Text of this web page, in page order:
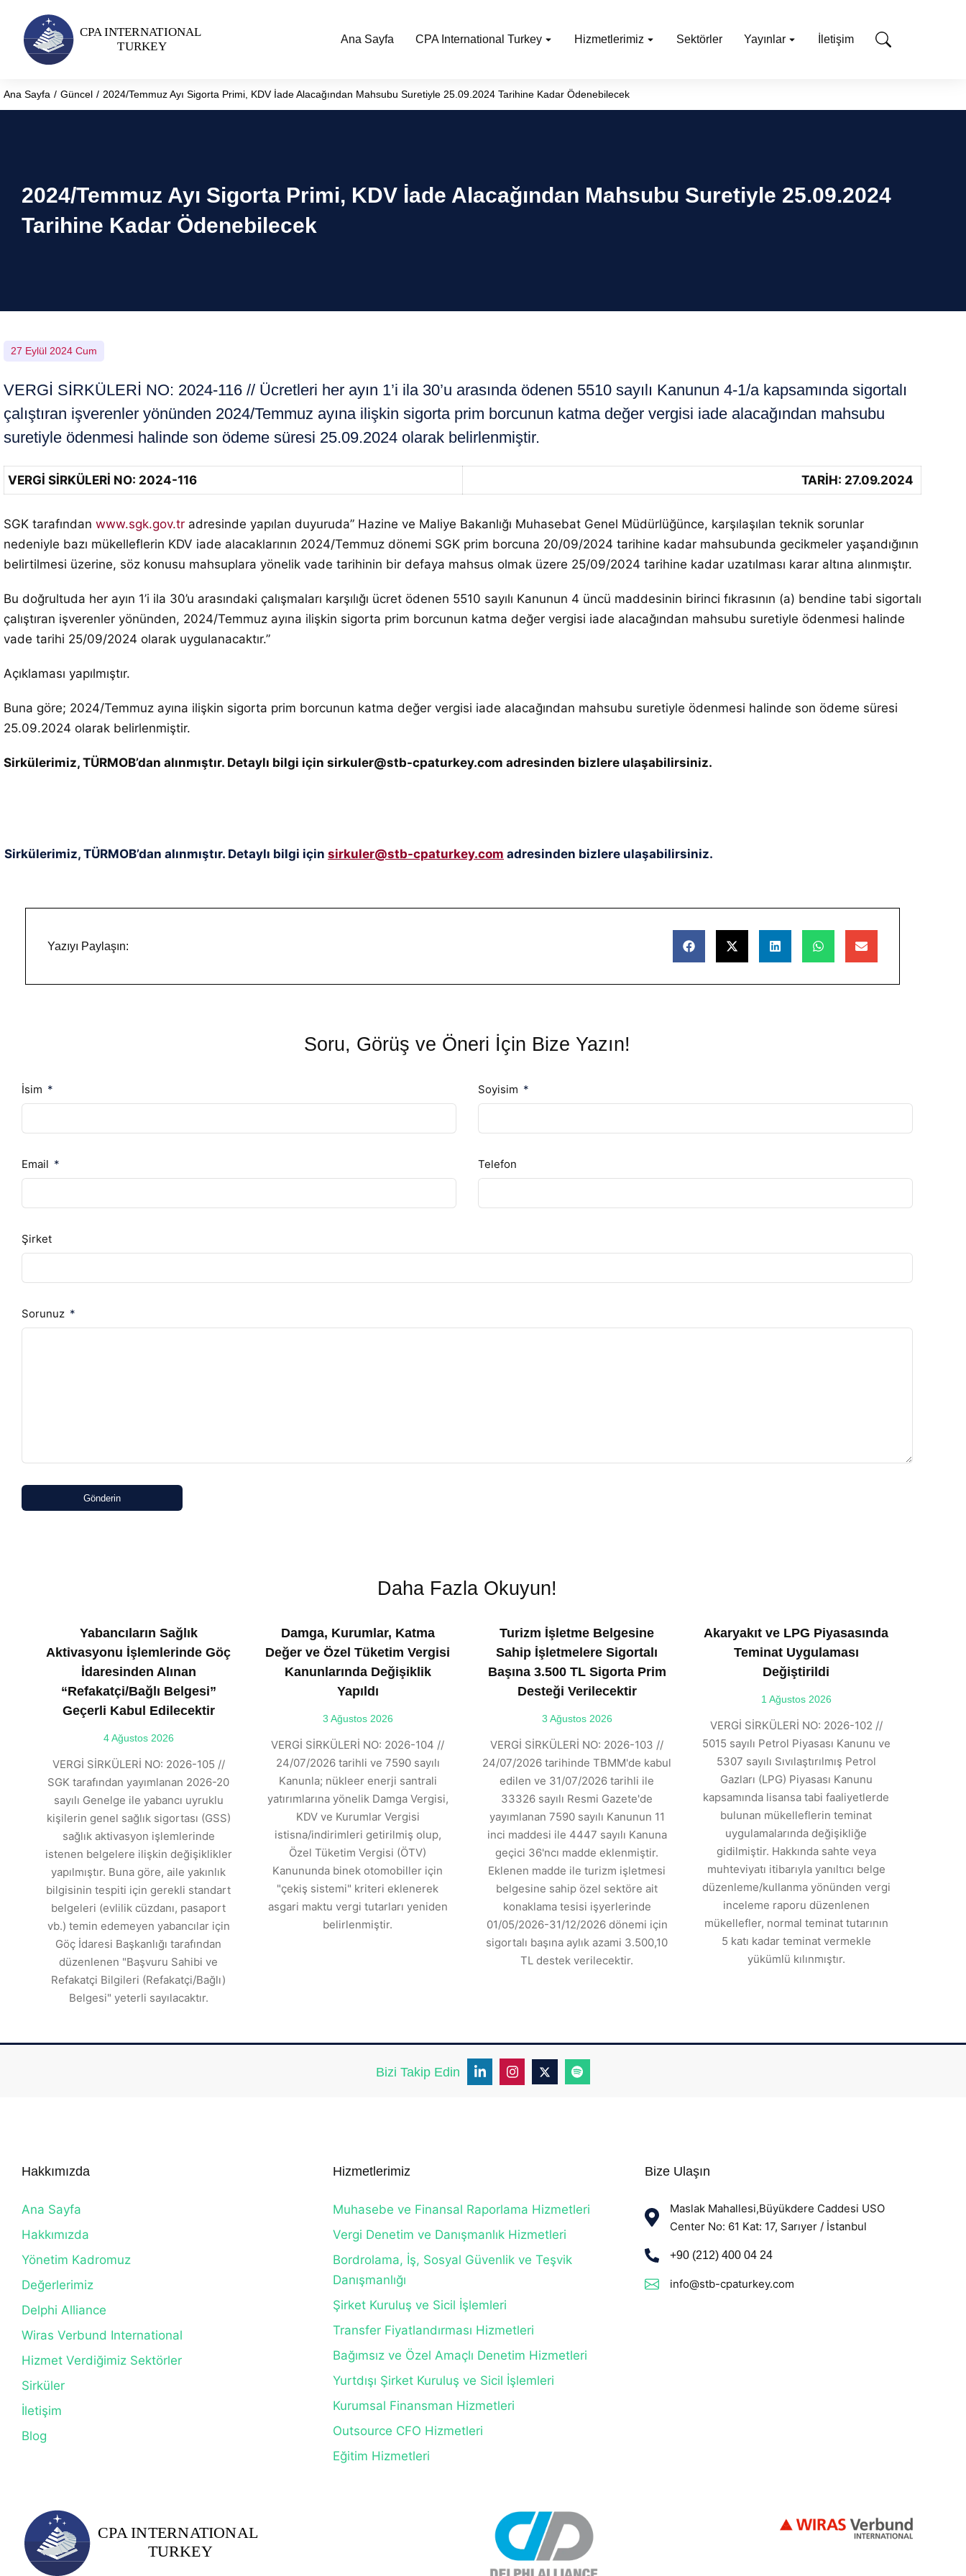
Ana Sayfa CPA International Turkey Hizmetlerimiz Sektörler Yayınlar İletişim
You are here:
Ana Sayfa Güncel 2024/Temmuz Ayı Sigorta Primi, KDV İade Alacağından Mahsubu Suretiyle 25.09.2024 Tarihine Kadar Ödenebilecek
2024/Temmuz Ayı Sigorta Primi, KDV İade Alacağından Mahsubu Suretiyle 25.09.2024
Tarihine Kadar Ödenebilecek
27 Eylül 2024 Cum
VERGİ SİRKÜLERİ NO: 2024-116 // Ücretleri her ayın 1’i ila 30’u arasında ödenen 5510 sayılı Kanunun 4-1/a kapsamında sigortalı
çalıştıran işverenler yönünden 2024/Temmuz ayına ilişkin sigorta prim borcunun katma değer vergisi iade alacağından mahsubu
suretiyle ödenmesi halinde son ödeme süresi 25.09.2024 olarak belirlenmiştir.
VERGİ SİRKÜLERİ NO: 2024-116 TARİH: 27.09.2024
SGK tarafından www.sgk.gov.tr adresinde yapılan duyuruda” Hazine ve Maliye Bakanlığı Muhasebat Genel Müdürlüğünce, karşılaşılan teknik sorunlar
nedeniyle bazı mükelleflerin KDV iade alacaklarının 2024/Temmuz dönemi SGK prim borcuna 20/09/2024 tarihine kadar mahsubunda gecikmeler yaşandığının
belirtilmesi üzerine, söz konusu mahsuplara yönelik vade tarihinin bir defaya mahsus olmak üzere 25/09/2024 tarihine kadar uzatılması karar altına alınmıştır.
Bu doğrultuda her ayın 1’i ila 30’u arasındaki çalışmaları karşılığı ücret ödenen 5510 sayılı Kanunun 4 üncü maddesinin birinci fıkrasının (a) bendine tabi sigortalı
çalıştıran işverenler yönünden, 2024/Temmuz ayına ilişkin sigorta prim borcunun katma değer vergisi iade alacağından mahsubu suretiyle ödenmesi halinde
vade tarihi 25/09/2024 olarak uygulanacaktır.”
Açıklaması yapılmıştır.
Buna göre; 2024/Temmuz ayına ilişkin sigorta prim borcunun katma değer vergisi iade alacağından mahsubu suretiyle ödenmesi halinde son ödeme süresi
25.09.2024 olarak belirlenmiştir.
Sirkülerimiz, TÜRMOB’dan alınmıştır. Detaylı bilgi için sirkuler@stb-cpaturkey.com adresinden bizlere ulaşabilirsiniz.
Sirkülerimiz, TÜRMOB’dan alınmıştır. Detaylı bilgi için sirkuler@stb-cpaturkey.com adresinden bizlere ulaşabilirsiniz.
Yazıyı Paylaşın:
Soru, Görüş ve Öneri İçin Bize Yazın!
İsim Soyisim
Email Telefon
Şirket
Sorunuz
Gönderin
Daha Fazla Okuyun!
Yabancıların Sağlık
Aktivasyonu İşlemlerinde Göç
İdaresinden Alınan
“Refakatçi/Bağlı Belgesi”
Geçerli Kabul Edilecektir
4 Ağustos 2026
VERGİ SİRKÜLERİ NO: 2026-105 //
SGK tarafından yayımlanan 2026-20
sayılı Genelge ile yabancı uyruklu
kişilerin genel sağlık sigortası (GSS)
sağlık aktivasyon işlemlerinde
istenen belgelere ilişkin değişiklikler
yapılmıştır. Buna göre, aile yakınlık
bilgisinin tespiti için gerekli standart
belgeleri (evlilik cüzdanı, pasaport
vb.) temin edemeyen yabancılar için
Göç İdaresi Başkanlığı tarafından
düzenlenen "Başvuru Sahibi ve
Refakatçi Bilgileri (Refakatçi/Bağlı)
Belgesi" yeterli sayılacaktır.
Damga, Kurumlar, Katma
Değer ve Özel Tüketim Vergisi
Kanunlarında Değişiklik
Yapıldı
3 Ağustos 2026
VERGİ SİRKÜLERİ NO: 2026-104 //
24/07/2026 tarihli ve 7590 sayılı
Kanunla; nükleer enerji santrali
yatırımlarına yönelik Damga Vergisi,
KDV ve Kurumlar Vergisi
istisna/indirimleri getirilmiş olup,
Özel Tüketim Vergisi (ÖTV)
Kanununda binek otomobiller için
"çekiş sistemi" kriteri eklenerek
asgari maktu vergi tutarları yeniden
belirlenmiştir.
Turizm İşletme Belgesine
Sahip İşletmelere Sigortalı
Başına 3.500 TL Sigorta Prim
Desteği Verilecektir
3 Ağustos 2026
VERGİ SİRKÜLERİ NO: 2026-103 //
24/07/2026 tarihinde TBMM'de kabul
edilen ve 31/07/2026 tarihli ile
33326 sayılı Resmi Gazete'de
yayımlanan 7590 sayılı Kanunun 11
inci maddesi ile 4447 sayılı Kanuna
geçici 36'ncı madde eklenmiştir.
Eklenen madde ile turizm işletmesi
belgesine sahip özel sektöre ait
konaklama tesisi işyerlerinde
01/05/2026-31/12/2026 dönemi için
sigortalı başına aylık azami 3.500,10
TL destek verilecektir.
Akaryakıt ve LPG Piyasasında
Teminat Uygulaması
Değiştirildi
1 Ağustos 2026
VERGİ SİRKÜLERİ NO: 2026-102 //
5015 sayılı Petrol Piyasası Kanunu ve
5307 sayılı Sıvılaştırılmış Petrol
Gazları (LPG) Piyasası Kanunu
kapsamında lisansa tabi faaliyetlerde
bulunan mükelleflerin teminat
uygulamalarında değişikliğe
gidilmiştir. Hakkında sahte veya
muhteviyatı itibarıyla yanıltıcı belge
düzenleme/kullanma yönünden vergi
inceleme raporu düzenlenen
mükellefler, normal teminat tutarının
5 katı kadar teminat vermekle
yükümlü kılınmıştır.
Bizi Takip Edin
Hakkımızda
Ana Sayfa
Hakkımızda
Yönetim Kadromuz
Değerlerimiz
Delphi Alliance
Wiras Verbund International
Hizmet Verdiğimiz Sektörler
Sirküler
İletişim
Blog
Hizmetlerimiz
Muhasebe ve Finansal Raporlama Hizmetleri
Vergi Denetim ve Danışmanlık Hizmetleri
Bordrolama, İş, Sosyal Güvenlik ve Teşvik
Danışmanlığı
Şirket Kuruluş ve Sicil İşlemleri
Transfer Fiyatlandırması Hizmetleri
Bağımsız ve Özel Amaçlı Denetim Hizmetleri
Yurtdışı Şirket Kuruluş ve Sicil İşlemleri
Kurumsal Finansman Hizmetleri
Outsource CFO Hizmetleri
Eğitim Hizmetleri
Bize Ulaşın
Maslak Mahallesi,Büyükdere Caddesi USO
Center No: 61 Kat: 17, Sarıyer / İstanbul
+90 (212) 400 04 24
info@stb-cpaturkey.com